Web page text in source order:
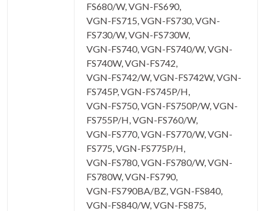
FS680/W, VGN-FS690,
VGN-FS715, VGN-FS730, VGN-
FS730/W, VGN-FS730W,
VGN-FS740, VGN-FS740/W, VGN-
FS740W, VGN-FS742,
VGN-FS742/W, VGN-FS742W, VGN-
FS745P, VGN-FS745P/H,
VGN-FS750, VGN-FS750P/W, VGN-
FS755P/H, VGN-FS760/W,
VGN-FS770, VGN-FS770/W, VGN-
FS775, VGN-FS775P/H,
VGN-FS780, VGN-FS780/W, VGN-
FS780W, VGN-FS790,
VGN-FS790BA/BZ, VGN-FS840,
VGN-FS840/W, VGN-FS875,